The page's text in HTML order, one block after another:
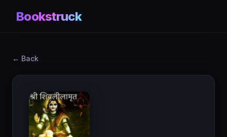
Bookstruck
← Back